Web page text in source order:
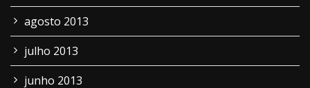
agosto 2013
julho 2013
junho 2013